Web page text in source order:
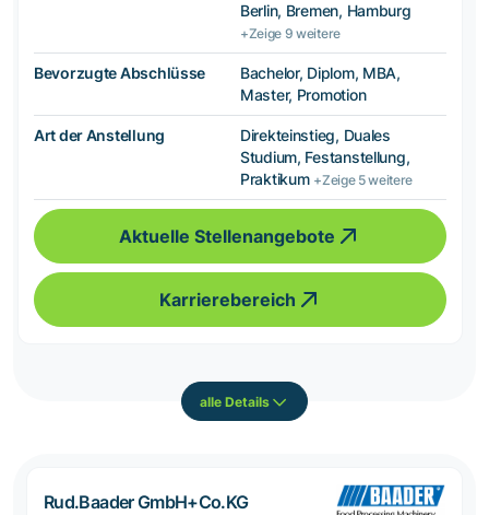
Berlin, Bremen, Hamburg
+Zeige 9 weitere
Bevorzugte Abschlüsse
Bachelor, Diplom, MBA,
Master, Promotion
Art der Anstellung
Direkteinstieg, Duales
Studium, Festanstellung,
Praktikum +Zeige 5 weitere
Aktuelle Stellenangebote
Karrierebereich
alle Details
Rud.Baader GmbH+Co.KG